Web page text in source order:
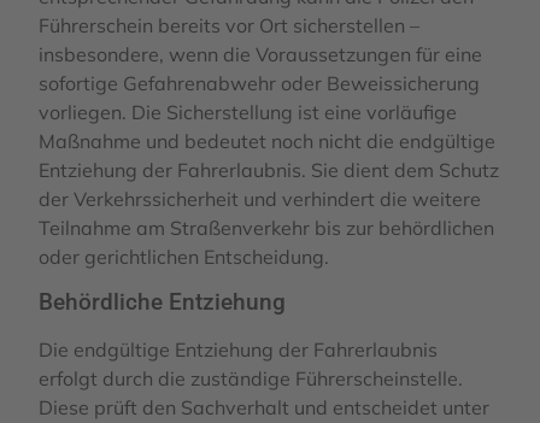
Führerschein bereits vor Ort sicherstellen –
insbesondere, wenn die Voraussetzungen für eine
sofortige Gefahrenabwehr oder Beweissicherung
vorliegen. Die Sicherstellung ist eine vorläufige
Maßnahme und bedeutet noch nicht die endgültige
Entziehung der Fahrerlaubnis. Sie dient dem Schutz
der Verkehrssicherheit und verhindert die weitere
Teilnahme am Straßenverkehr bis zur behördlichen
oder gerichtlichen Entscheidung.
Behördliche Entziehung
Die endgültige Entziehung der Fahrerlaubnis
erfolgt durch die zuständige Führerscheinstelle.
Diese prüft den Sachverhalt und entscheidet unter